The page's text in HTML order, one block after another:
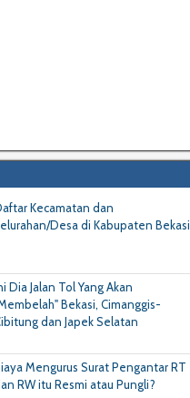
Kecamatan dan
Desa di Kabupaten Bekasi
Dia Jalan Tol Yang Akan
Bekasi, Cimanggis-
dan Japek Selatan
Mengurus Surat Pengantar RT
RW itu Resmi atau Pungli?